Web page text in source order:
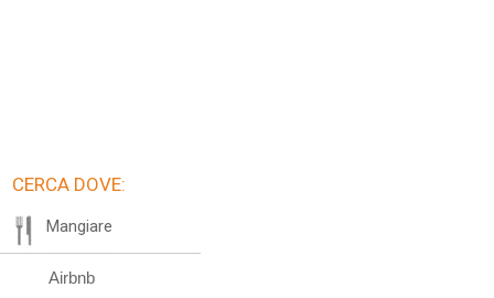
CERCA DOVE:
Mangiare
Airbnb